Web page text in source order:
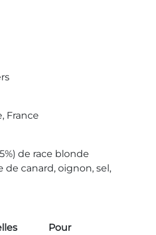
France
de race blonde
de canard, oignon, sel,
Pour